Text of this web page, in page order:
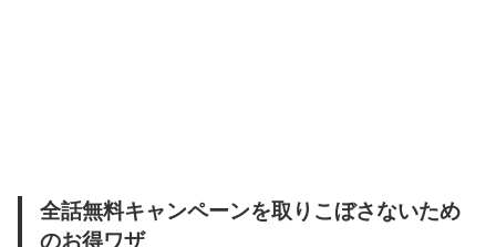
全話無料キャンペーンを取りこぼさないため
のお得ワザ